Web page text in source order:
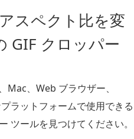
スペクト比を変
GIF クロッパー
、Web ブラウザー、
ラットフォームで使用できる
ツールを見つけてください。